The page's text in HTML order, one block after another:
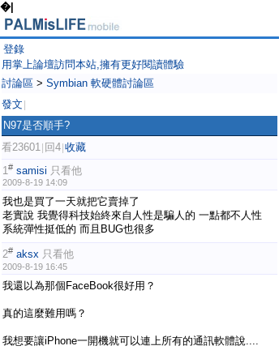
�|
登錄
用掌上論壇訪問本站,擁有更好閱讀體驗
討論區 > Symbian 軟硬體討論區
發文
N97是否順手?
看23601 回4 收藏
1# samisi 只看他
2009-8-19 14:09
我也是買了一天就把它賣掉了
老實說 我覺得科技始終來自人性是騙人的 一點都不人性
系統彈性挺低的 而且BUG也很多
2# aksx 只看他
2009-8-19 16:45
我還以為那個FaceBook很好用？
真的這麼難用嗎？
我想要讓iPhone一開機就可以連上所有的通訊軟體說....